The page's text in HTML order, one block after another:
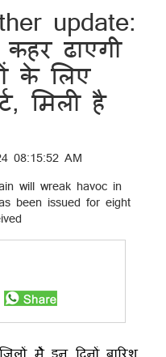
update:
ढाएगी
के लिए
मिली है
08:15:52 AM
मेें इन दिनों बारिश